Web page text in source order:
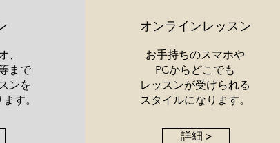
、
まで
ンを
す。
​オンラインレッスン
お手持ちのスマホや
PCからどこでも
レッスンが受けられる
スタイルになります。
詳細 >